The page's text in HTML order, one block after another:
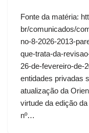
Fonte da matéria:
br/comunicados/
no-8-2026-2013-
que-trata-da-
26-de-fevereiro-de-
entidades privadas
atualização da
virtude da edição
nº…